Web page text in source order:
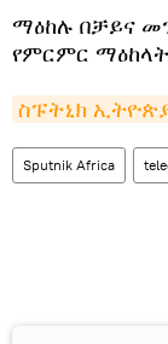
ማዕከሉ በቻይና
የምርምር
ስፑትኒክ
Sputnik Africa